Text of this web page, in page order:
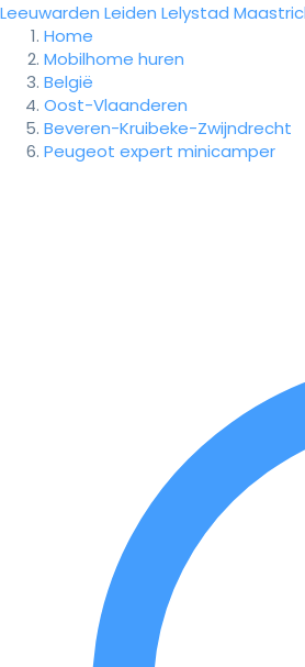
Leeuwarden Leiden Lelystad
Home
Mobilhome huren
België
Oost-Vlaanderen
Beveren-Kruibeke-Zwijndrecht
Peugeot expert minicamper